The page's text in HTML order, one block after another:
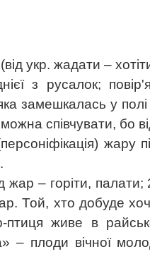
укр. жадати –
з русалок;
замешкалась у полі
співчувати, бо
жару
жар – горіти,
Той, хто добуде хоч
живе в
– плоди вічної